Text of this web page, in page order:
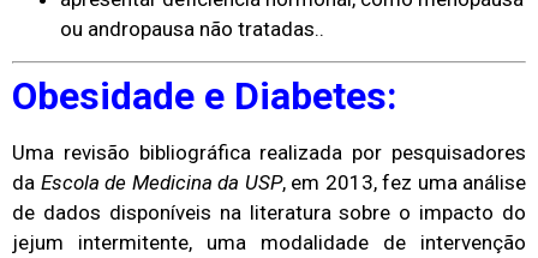
ou andropausa não tratadas..
Obesidade e Diabetes:
Uma revisão bibliográfica realizada por pesquisadores
da Escola de Medicina da USP, em 2013, fez uma análise
de dados disponíveis na literatura sobre o impacto do
jejum intermitente, uma modalidade de intervenção